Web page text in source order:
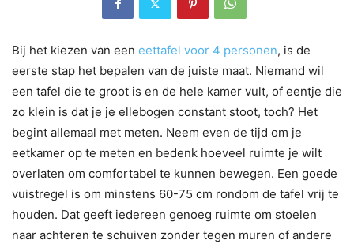
Bij het kiezen van een eettafel voor 4 personen, is de
eerste stap het bepalen van de juiste maat. Niemand wil
een tafel die te groot is en de hele kamer vult, of eentje die
zo klein is dat je je ellebogen constant stoot, toch? Het
begint allemaal met meten. Neem even de tijd om je
eetkamer op te meten en bedenk hoeveel ruimte je wilt
overlaten om comfortabel te kunnen bewegen. Een goede
vuistregel is om minstens 60-75 cm rondom de tafel vrij te
houden. Dat geeft iedereen genoeg ruimte om stoelen
naar achteren te schuiven zonder tegen muren of andere